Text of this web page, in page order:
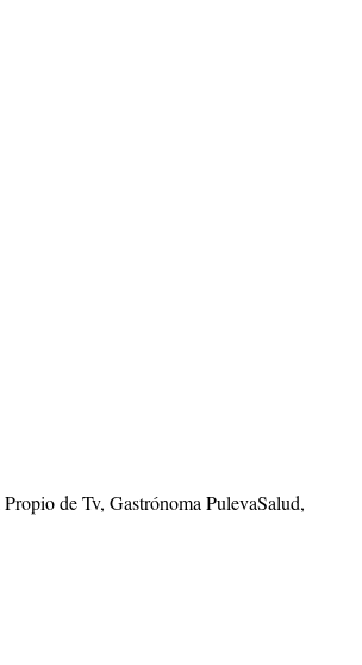
de Tv, Gastrónoma PulevaSalud,